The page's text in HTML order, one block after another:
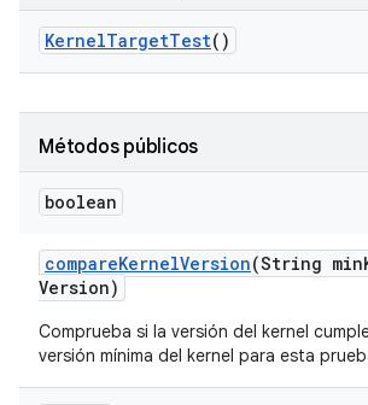
KernelTargetTest()
Métodos públicos
boolean
compareKernelVersion(String min
Version)
Comprueba si la versión del kernel
versión mínima del kernel para esta